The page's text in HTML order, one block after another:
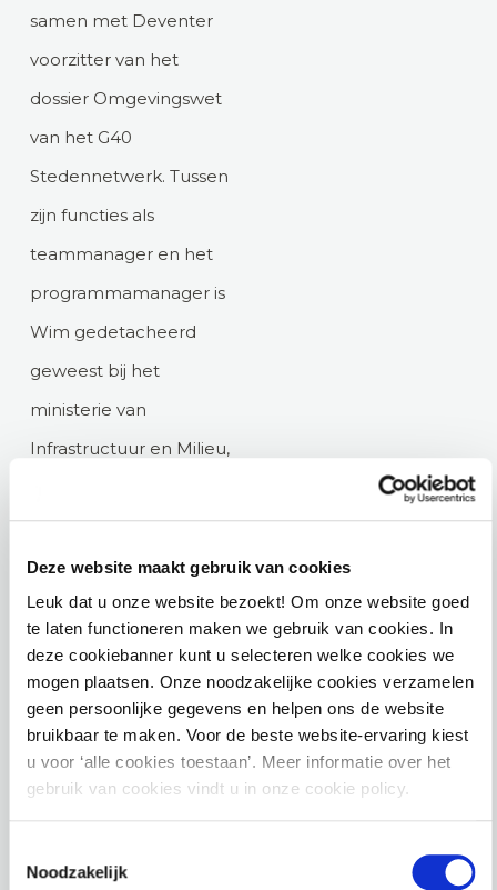
Deze website maakt gebruik van cookies
Leuk dat u onze website bezoekt! Om onze website goed
te laten functioneren maken we gebruik van cookies. In
deze cookiebanner kunt u selecteren welke cookies we
mogen plaatsen. Onze noodzakelijke cookies verzamelen
geen persoonlijke gegevens en helpen ons de website
bruikbaar te maken. Voor de beste website-ervaring kiest
u voor ‘alle cookies toestaan’. Meer informatie over het
gebruik van cookies vindt u in onze cookie policy.
Noodzakelijk
samen met Deventer
voorzitter van het
dossier Omgevingswet
van het G40
Stedennetwerk. Tussen
zijn functies als
teammanager en het
programmamanager is
Wim gedetacheerd
geweest bij het
ministerie van
Infrastructuur en Milieu,
heeft geleverd aan de
totstandkoming van de
nieuwe Omgevingswet.
verbonden aan de
AvOB en verzorgt
opleidingen, cursussen
en trainingen in de
ruimtelijke ordening,